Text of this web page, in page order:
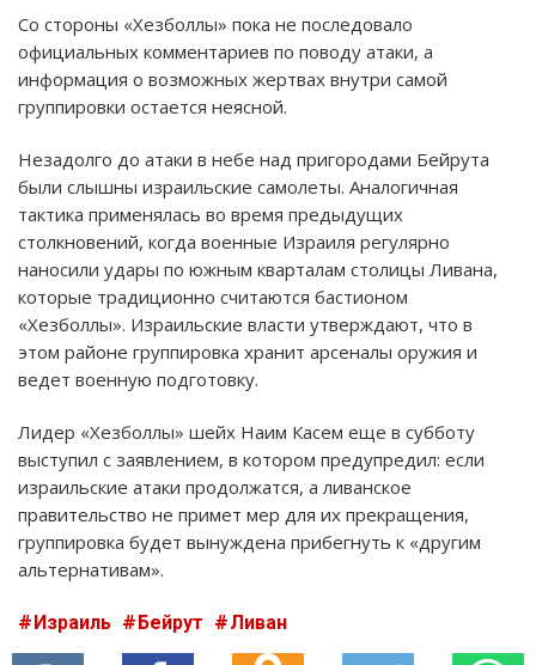
Со стороны «Хезболлы» пока не последовало
официальных комментариев по поводу атаки, а
информация о возможных жертвах внутри самой
группировки остается неясной.
Незадолго до атаки в небе над пригородами Бейрута
были слышны израильские самолеты. Аналогичная
тактика применялась во время предыдущих
столкновений, когда военные Израиля регулярно
наносили удары по южным кварталам столицы Ливана,
которые традиционно считаются бастионом
«Хезболлы». Израильские власти утверждают, что в
этом районе группировка хранит арсеналы оружия и
ведет военную подготовку.
Лидер «Хезболлы» шейх Наим Касем еще в субботу
выступил с заявлением, в котором предупредил: если
израильские атаки продолжатся, а ливанское
правительство не примет мер для их прекращения,
группировка будет вынуждена прибегнуть к «другим
альтернативам».
Израиль Бейрут Ливан